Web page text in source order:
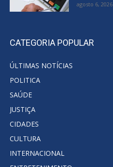
agosto 6, 2026
CATEGORIA POPULAR
ÚLTIMAS NOTÍCIAS
POLITICA
SAÚDE
JUSTIÇA
CIDADES
CULTURA
INTERNACIONAL